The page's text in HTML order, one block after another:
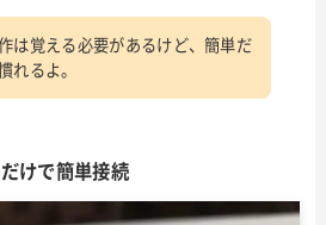
は覚える必要があるけど、簡単だ
れるよ。
けで簡単接続